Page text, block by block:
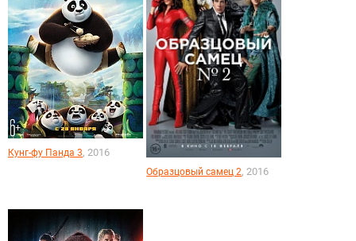
Кунг-фу Панда 3, 2016
Образцовый самец 2, 2016